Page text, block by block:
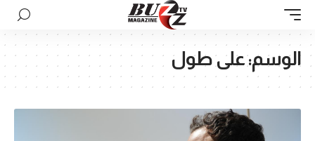
الوسم:على طول